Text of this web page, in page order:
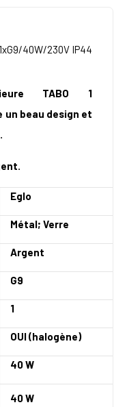
40W/230V IP44
TABO 1
un beau design et
Eglo
Métal; Verre
Argent
G9
1
OUI (halogène)
40 W
40 W